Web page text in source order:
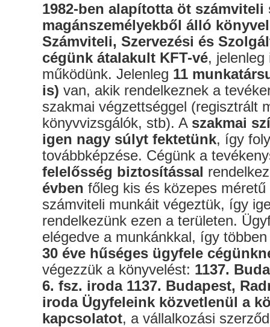
1982-ben alapította öt számviteli
magánszemélyekből álló
Számviteli, Szervezési és
cégünk átalakult KFT-vé, jelenleg
működünk. Jelenleg 11
is) van, akik rendelkeznek a
szakmai végzettséggel (regisztrált
könyvvizsgálók, stb). A szakmai
igen nagy súlyt fektetünk, így
továbbképzése. Cégünk a
felelősség biztosítással
évben főleg kis és közepes
számviteli munkáit végeztük, így
rendelkezünk ezen a területen.
elégedve a munkánkkal, így
30 éve hűséges ügyfele
végezzük a könyvelést: 1137.
6. fsz. iroda 1137. Budapest,
iroda Ügyfeleink közvetlenül a
kapcsolatot, a vállalkozási